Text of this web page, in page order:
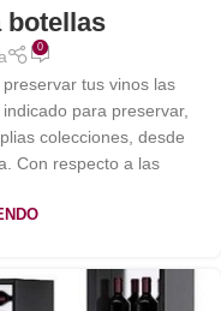
botellas
0
tus vinos las
para preservar,
colecciones, desde
Con respecto a las